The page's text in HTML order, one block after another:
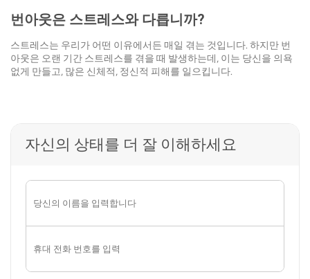
번아웃은 스트레스와 다릅니까?
스트레스는 우리가 어떤 이유에서든 매일 겪는 것입니다. 하지만 번
아웃은 오랜 기간 스트레스를 겪을 때 발생하는데, 이는 당신을 의욕
없게 만들고, 많은 신체적, 정신적 피해를 일으킵니다.
자신의 상태를 더 잘 이해하세요